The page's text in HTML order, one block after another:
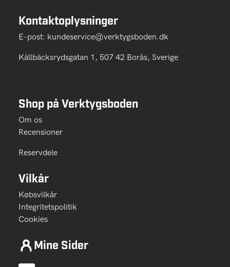
Kontaktoplysninger
E-post: kundeservice@verktygsboden.dk
Källbäcksrydsgatan 1, 507 42 Borås, Sverige
Shop på Verktygsboden
Om os
Recensioner
Reservdele
Vilkår
Købsvilkår
Integritetspolitik
Cookies
Mine Sider